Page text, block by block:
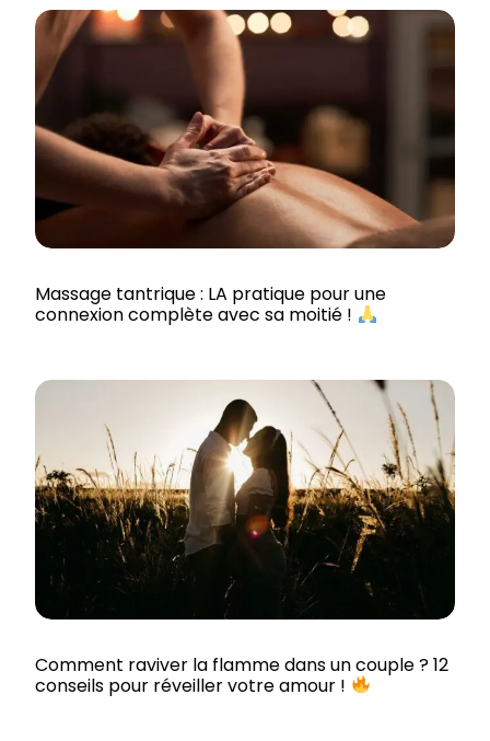
Massage tantrique : LA pratique pour une
connexion complète avec sa moitié !
Comment raviver la flamme dans un couple ? 12
conseils pour réveiller votre amour !